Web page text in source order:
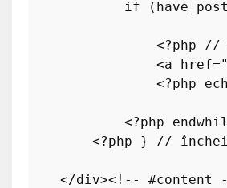
if (
<?php
//
                <a href=
<?php
<?php
<?php } //
    </div><!--
#content